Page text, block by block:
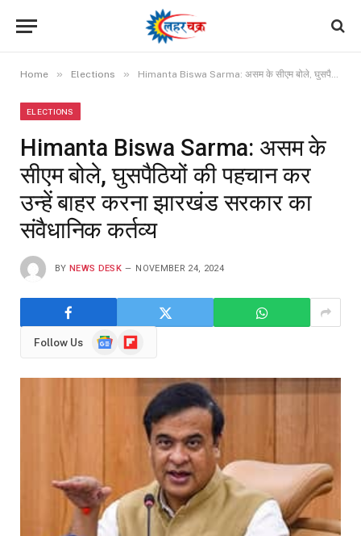
Home » Elections » Himanta Biswa Sarma: असम के सीएम बोले, घुसपैठियों की पहचान कर उन्हें बाहर करना झारखंड सरकार का संवैधानिक कर्तव्य
ELECTIONS
Himanta Biswa Sarma: असम के
सीएम बोले, घुसपैठियों की पहचान कर
उन्हें बाहर करना झारखंड सरकार का
संवैधानिक कर्तव्य
BY NEWS DESK NOVEMBER 24, 2024
Follow Us
GoogleFlipboard